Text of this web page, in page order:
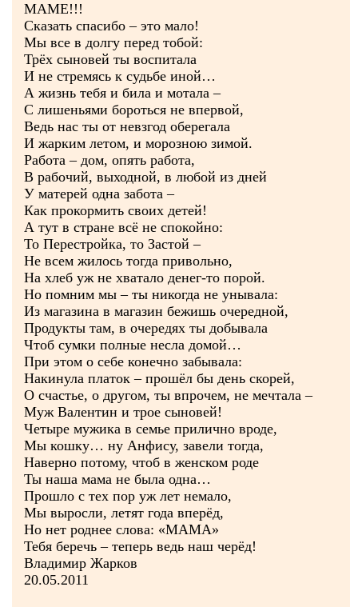
МАМЕ!!!
Сказать спасибо – это мало!
Мы все в долгу перед тобой:
Трёх сыновей ты воспитала
И не стремясь к судьбе иной…
А жизнь тебя и била и мотала –
С лишеньями бороться не впервой,
Ведь нас ты от невзгод оберегала
И жарким летом, и морозною зимой.
Работа – дом, опять работа,
В рабочий, выходной, в любой из дней
У матерей одна забота –
Как прокормить своих детей!
А тут в стране всё не спокойно:
То Перестройка, то Застой –
Не всем жилось тогда привольно,
На хлеб уж не хватало денег-то порой.
Но помним мы – ты никогда не унывала:
Из магазина в магазин бежишь очередной,
Продукты там, в очередях ты добывала
Чтоб сумки полные несла домой…
При этом о себе конечно забывала:
Накинула платок – прошёл бы день скорей,
О счастье, о другом, ты впрочем, не мечтала –
Муж Валентин и трое сыновей!
Четыре мужика в семье прилично вроде,
Мы кошку… ну Анфису, завели тогда,
Наверно потому, чтоб в женском роде
Ты наша мама не была одна…
Прошло с тех пор уж лет немало,
Мы выросли, летят года вперёд,
Но нет роднее слова: «МАМА»
Тебя беречь – теперь ведь наш черёд!
Владимир Жарков
20.05.2011